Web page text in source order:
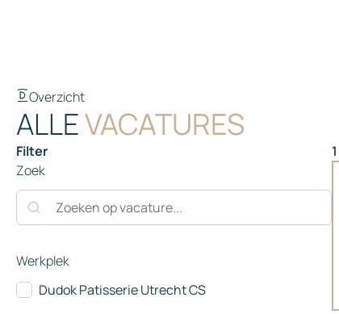
Overzicht
ALLEVACATURES
Filter
Zoek
Werkplek
Dudok Patisserie Utrecht CS
1